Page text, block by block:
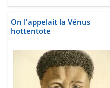
On l'appelait la Vénus
hottentote